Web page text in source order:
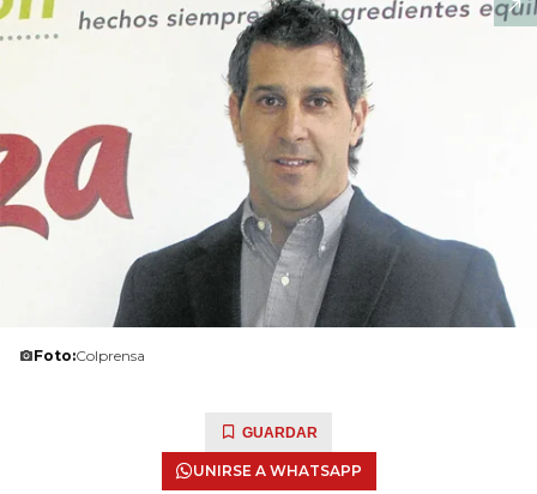
Foto:Colprensa
GUARDAR
UNIRSE A WHATSAPP